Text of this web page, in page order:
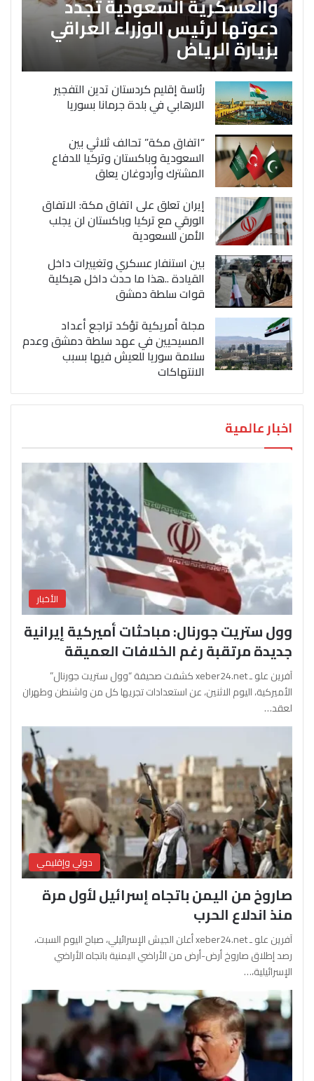
دعوتها لرئيس الوزراء العراقي
بزيارة الرياض
رئاسة إقليم كردستان تدين التفجير
الارهابي في بلدة جرمانا بسوريا
“اتفاق مكة” تحالف ثلاثي بين
السعودية وباكستان وتركيا للدفاع
المشترك وأردوغان يعلق
إيران تعلق على اتفاق مكة: الاتفاق
الورقي مع تركيا وباكستان لن يجلب
الأمن للسعودية
بين استنفار عسكري وتغييرات داخل
القيادة ..هذا ما حدث داخل هيكلية
قوات سلطة دمشق
مجلة أمريكية تؤكد تراجع أعداد
المسيحيين في عهد سلطة دمشق وعدم
سلامة سوريا للعيش فيها بسبب
الانتهاكات
اخبار عالمية
الأخبار
وول ستريت جورنال: مباحثات أميركية إيرانية
جديدة مرتقبة رغم الخلافات العميقة
آفرين علو ـ xeber24.net كشفت صحيفة “وول ستريت جورنال”
الأميركية، اليوم الاثنين، عن استعدادات تجريها كل من واشنطن وطهران
لعقد…
دولي وإقليمي
صاروخ من اليمن باتجاه إسرائيل لأول مرة
منذ اندلاع الحرب
آفرين علو ـ xeber24.net أعلن الجيش الإسرائيلي، صباح اليوم السبت،
رصد إطلاق صاروخ أرض-أرض من الأراضي اليمنية باتجاه الأراضي
الإسرائيلية،…